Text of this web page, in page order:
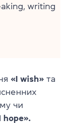
writing
«I wish» та
чи
hope».